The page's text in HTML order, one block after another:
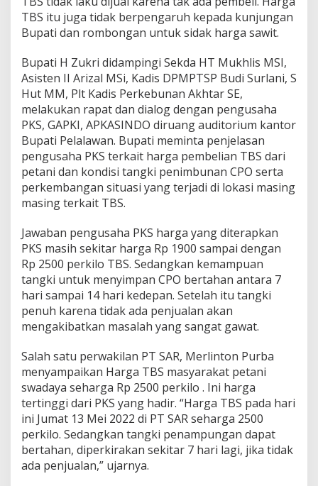
TBS itu juga tidak berpengaruh kepada kunjungan
Bupati dan rombongan untuk sidak harga sawit.
Bupati H Zukri didampingi Sekda HT Mukhlis MSI,
Asisten II Arizal MSi, Kadis DPMPTSP Budi Surlani, S
Hut MM, Plt Kadis Perkebunan Akhtar SE,
melakukan rapat dan dialog dengan pengusaha
PKS, GAPKI, APKASINDO diruang auditorium kantor
Bupati Pelalawan. Bupati meminta penjelasan
pengusaha PKS terkait harga pembelian TBS dari
petani dan kondisi tangki penimbunan CPO serta
perkembangan situasi yang terjadi di lokasi masing
masing terkait TBS.
Jawaban pengusaha PKS harga yang diterapkan
PKS masih sekitar harga Rp 1900 sampai dengan
Rp 2500 perkilo TBS. Sedangkan kemampuan
tangki untuk menyimpan CPO bertahan antara 7
hari sampai 14 hari kedepan. Setelah itu tangki
penuh karena tidak ada penjualan akan
mengakibatkan masalah yang sangat gawat.
Salah satu perwakilan PT SAR, Merlinton Purba
menyampaikan Harga TBS masyarakat petani
swadaya seharga Rp 2500 perkilo . Ini harga
tertinggi dari PKS yang hadir. “Harga TBS pada hari
ini Jumat 13 Mei 2022 di PT SAR seharga 2500
perkilo. Sedangkan tangki penampungan dapat
bertahan, diperkirakan sekitar 7 hari lagi, jika tidak
ada penjualan,” ujarnya.